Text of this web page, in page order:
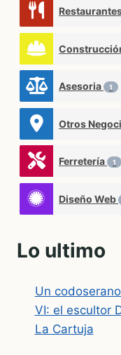
Asesoria 1
Otros
Ferretería 1
Diseño Web
Lo ultimo
Un
VI: el escultor
La Cartuja